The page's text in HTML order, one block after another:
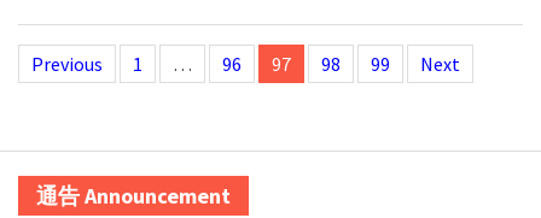
Posts
navigation
Previous 1 … 96 97 98 99 Next
通告 Announcement